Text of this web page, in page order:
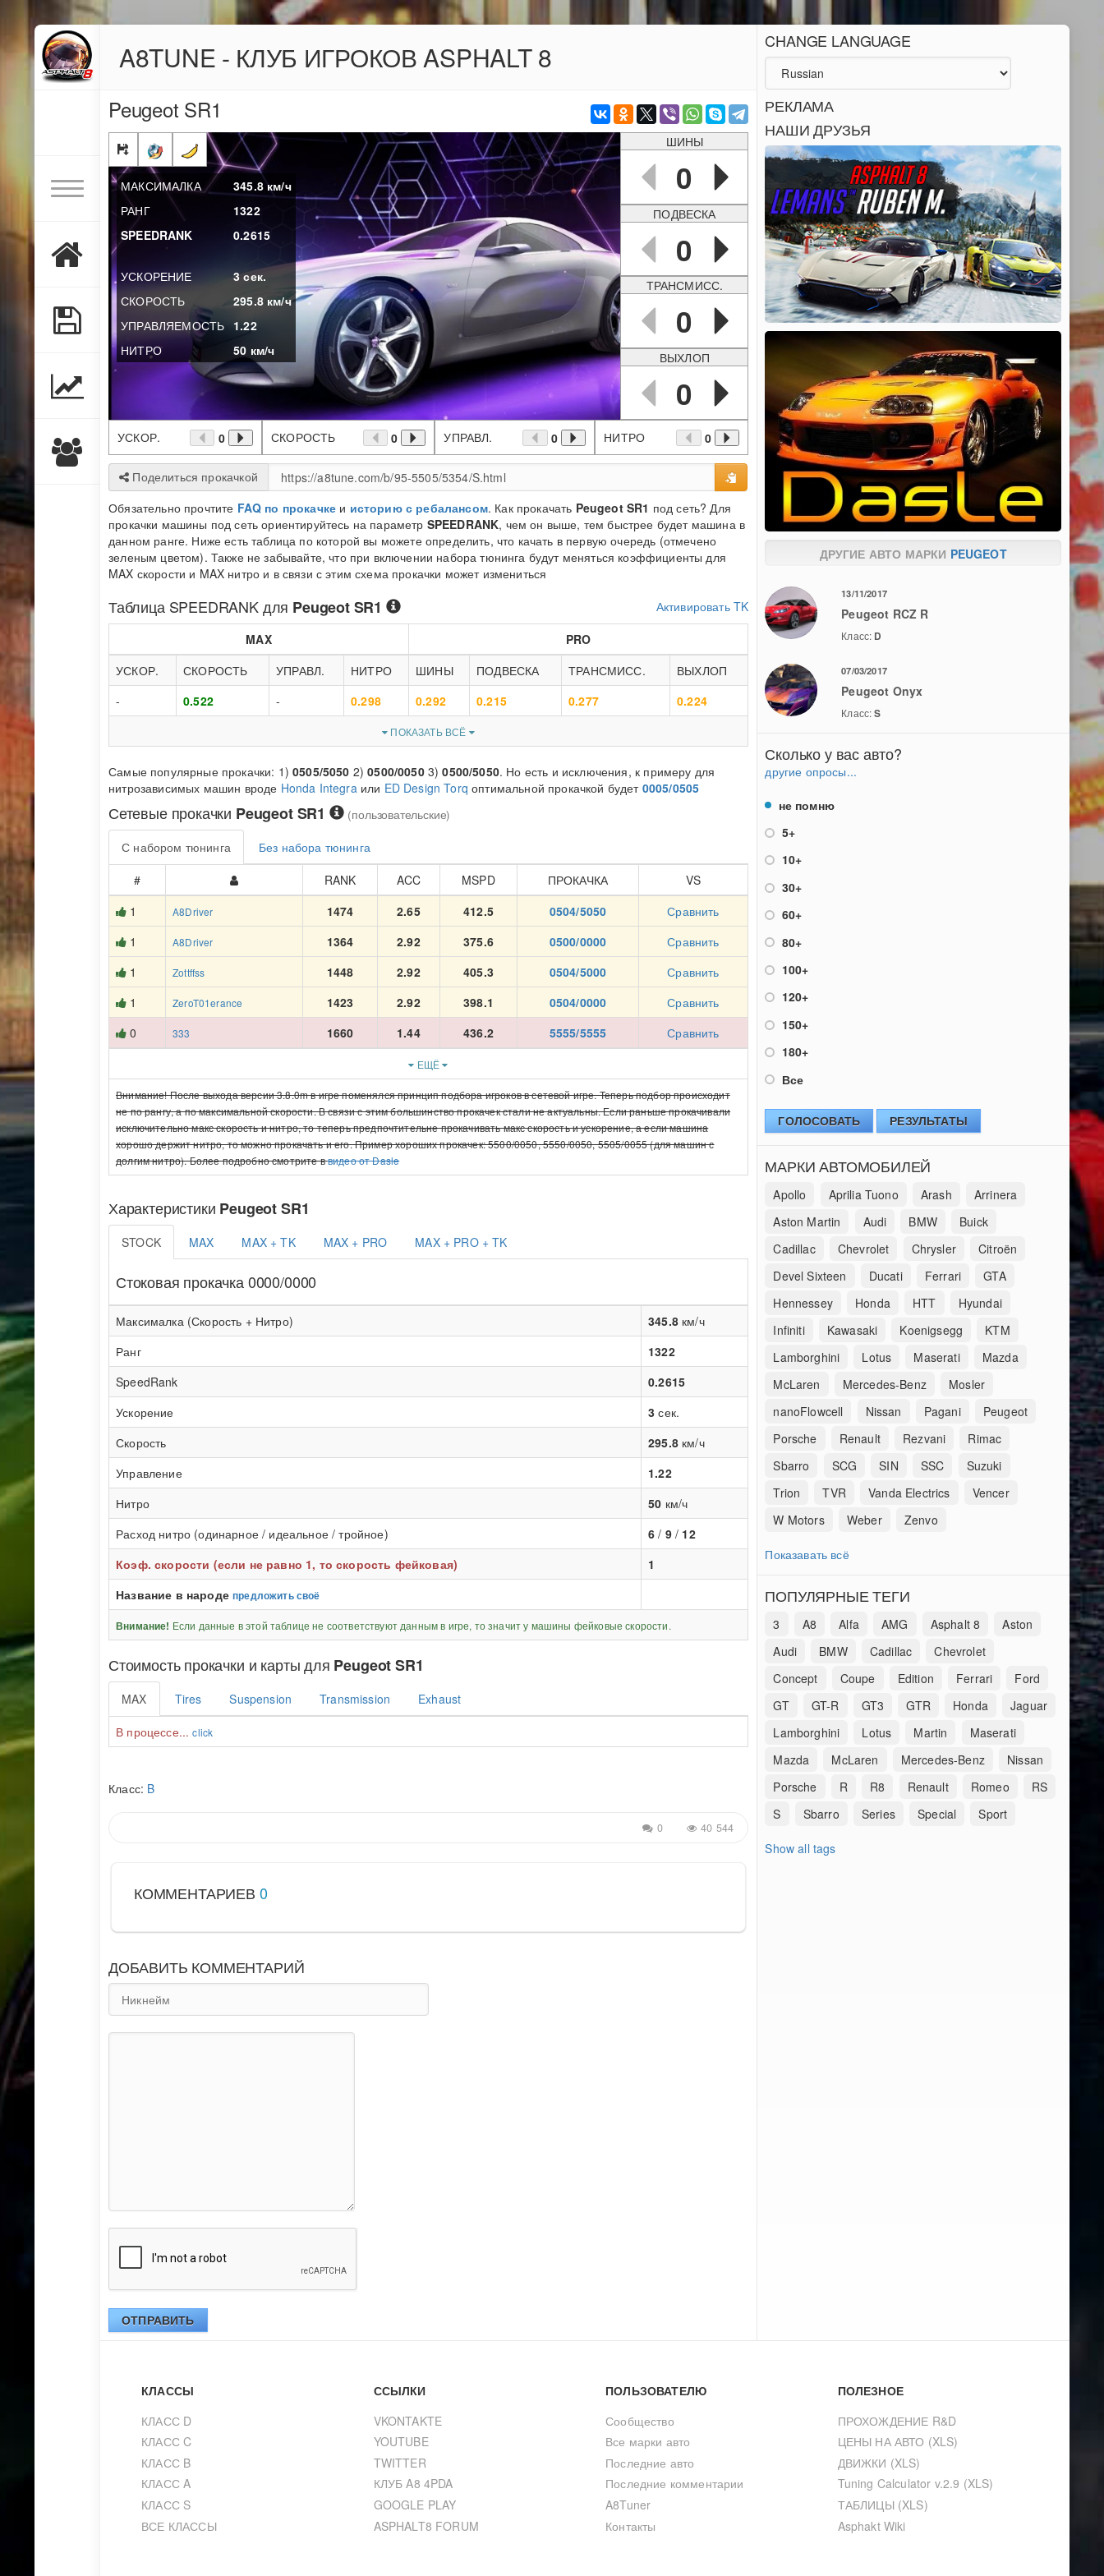
A8TUNE - КЛУБ ИГРОКОВ ASPHALT 8
Peugeot SR1
МАКСИМАЛКА 345.8км/ч
РАНГ
1322
SPEEDRANK
0.2615
УСКОРЕНИЕ 3сек.
СКОРОСТЬ
295.8км/ч
УПРАВЛЯЕМОСТЬ 1.22
НИТРО
50 км/ч
ШИНЫ
0
ПОДВЕСКА
0
ТРАНСМИСС.
0
ВЫХЛОП
0
УСКОР. 0 СКОРОСТЬ 0 УПРАВЛ. 0 НИТРО 0
Поделиться прокачкой
Обязательно прочтите FAQ по прокачке и историю с ребалансом. Как прокачать Peugeot SR1 под сеть? Для
прокачки машины под сеть ориентируйтесь на параметр SPEEDRANK, чем он выше, тем быстрее будет машина в
данном ранге. Ниже есть таблица по которой вы можете определить, что качать в первую очередь (отмечено
зеленым цветом). Также не забывайте, что при включении набора тюнинга будут меняться коэффициенты для
MAX скорости и MAX нитро и в связи с этим схема прокачки может измениться
Таблица SPEEDRANKдля Peugeot SR1
Активировать TK
MAX
PRO
УСКОР.
СКОРОСТЬ УПРАВЛ. НИТРО ШИНЫ ПОДВЕСКА ТРАНСМИСС.
ВЫХЛОП
-
0.522 - 0.298 0.292 0.215 0.277 0.224
ПОКАЗАТЬ ВСЁ
Самые популярные прокачки: 1)0505/5050 2)0500/00503)0500/5050. Но есть и исключения, к примеру для
нитрозависимых машин вроде Honda Integraили ED Design Torq оптимальной прокачкой будет 0005/0505
Сетевые прокачки Peugeot SR1 (пользовательские)
С набором тюнинга
Без набора тюнинга
#
RANK ACC MSPD ПРОКАЧКА
VS
1
A8Driver 1474 2.65 412.5 0504/5050
Сравнить
1
A8Driver 1364 2.92 375.6 0500/0000
Сравнить
1
Zottffss 1448 2.92 405.3 0504/5000
Сравнить
1
ZeroT01erance 1423 2.92 398.1 0504/0000
Сравнить
0
333 1660 1.44 436.2 5555/5555 Сравнить
ЕЩЁ
Внимание! После выхода версии 3.8.0m в игре поменялся принцип подбора игроков в сетевой игре. Теперь подбор происходит
не по рангу, а по максимальной скорости. В связи с этим большинство прокачек стали не актуальны. Если раньше прокачивали
исключительно макс скорость и нитро, то теперь предпочтительне прокачивать макс скорость и ускорение, а если машина
хорошо держит нитро, то можно прокачать и его. Пример хороших прокачек: 5500/0050, 5550/0050, 5505/0055 (для машин с
долгим нитро). Более подробно смотрите ввидео от Dasle
Характеристики Peugeot SR1
STOCK MAX MAX + TK MAX + PRO MAX + PRO + TK
Стоковая прокачка 0000/0000
Максималка (Скорость + Нитро) 345.8км/ч
Ранг
1322
SpeedRank
0.2615
Ускорение
3 сек.
Скорость
295.8км/ч
Управление
1.22
Нитро
50 км/ч
Расход нитро (одинарное / идеальное / тройное)
6 / 9/ 12
Коэф. скорости (если не равно 1, то скорость фейковая)
1
Название в народепредложить своё
Внимание! Если данные в этой таблице не соответствуют данным в игре, то значит у машины фейковые скорости.
Стоимость прокачки и карты для Peugeot SR1
MAX Tires Suspension Transmission
Exhaust
В процессе...click
Класс: B
0 40 544
КОММЕНТАРИЕВ 0
ДОБАВИТЬ КОММЕНТАРИЙ
ОТПРАВИТЬ
CHANGE LANGUAGE
РЕКЛАМА
НАШИ ДРУЗЬЯ
ДРУГИЕ АВТО МАРКИ PEUGEOT
13/11/2017
Peugeot RCZ R
Класс: D
07/03/2017
Peugeot Onyx
Класс:S
Сколько у вас авто?
другие опросы...
не помню
5+
10+
30+
60+
80+
100+
120+
150+
180+
Все
ГОЛОСОВАТЬ РЕЗУЛЬТАТЫ
МАРКИ АВТОМОБИЛЕЙ
Apollo Aprilia Tuono Arash
Arrinera
Aston Martin
Audi BMW
Buick
Cadillac
Chevrolet Chrysler
Citroën
Devel Sixteen
Ducati Ferrari
GTA
Hennessey
Honda HTT
Hyundai
Infiniti
Kawasaki Koenigsegg
KTM
Lamborghini
Lotus Maserati
Mazda
McLaren
Mercedes-Benz
Mosler
nanoFlowcell
Nissan Pagani
Peugeot
Porsche
Renault Rezvani
Rimac
Sbarro
SCG SIN SSC
Suzuki
Trion
TVR Vanda Electrics
Vencer
W Motors
Weber Zenvo
Показавать всё
ПОПУЛЯРНЫЕ ТЕГИ
3 A8 Alfa AMG Asphalt 8
Aston
Audi
BMW Cadillac
Chevrolet
Concept
Coupe Edition Ferrari
Ford
GT
GT-R GT3 GTR Honda
Jaguar
Lamborghini
Lotus Martin
Maserati
Mazda
McLaren Mercedes-Benz
Nissan
Porsche
R R8 Renault Romeo
RS
S
Sbarro Series Special Sport
Show all tags
КЛАССЫ
КЛАСС D
КЛАСС C
КЛАСС B
КЛАСС A
КЛАСС S
ВСЕ КЛАССЫ
ССЫЛКИ
VKONTAKTE
YOUTUBE
TWITTER
КЛУБ A8 4PDA
GOOGLE PLAY
ASPHALT8 FORUM
ПОЛЬЗОВАТЕЛЮ
Сообщество
Все марки авто
Последние авто
Последние комментарии
A8Tuner
Контакты
ПОЛЕЗНОЕ
ПРОХОЖДЕНИЕ R&D
ЦЕНЫ НА АВТО (XLS)
ДВИЖКИ (XLS)
Tuning Calculator v.2.9 (XLS)
ТАБЛИЦЫ (XLS)
Asphakt Wiki